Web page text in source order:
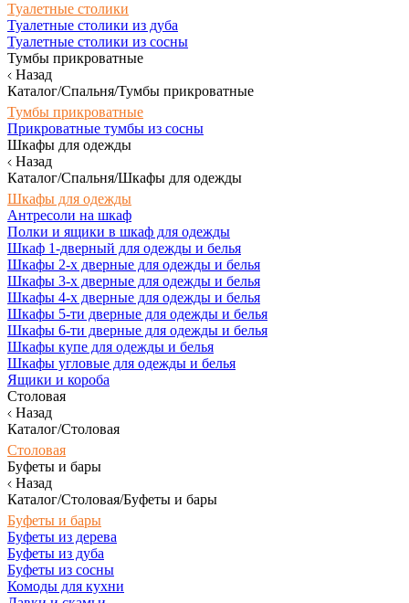
Туалетные столики
Туалетные столики из дуба
Туалетные столики из сосны
Тумбы прикроватные
Назад
Каталог/Спальня/Тумбы прикроватные
Тумбы прикроватные
Прикроватные тумбы из сосны
Шкафы для одежды
Назад
Каталог/Спальня/Шкафы для одежды
Шкафы для одежды
Антресоли на шкаф
Полки и ящики в шкаф для одежды
Шкаф 1-дверный для одежды и белья
Шкафы 2-х дверные для одежды и белья
Шкафы 3-х дверные для одежды и белья
Шкафы 4-х дверные для одежды и белья
Шкафы 5-ти дверные для одежды и белья
Шкафы 6-ти дверные для одежды и белья
Шкафы купе для одежды и белья
Шкафы угловые для одежды и белья
Ящики и короба
Столовая
Назад
Каталог/Столовая
Столовая
Буфеты и бары
Назад
Каталог/Столовая/Буфеты и бары
Буфеты и бары
Буфеты из дерева
Буфеты из дуба
Буфеты из сосны
Комоды для кухни